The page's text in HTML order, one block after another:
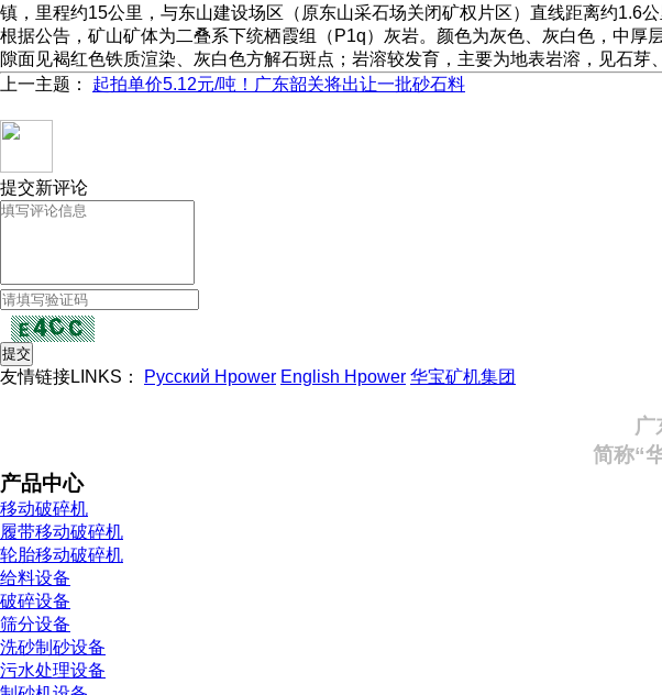
镇，里程约15公里，与东山建设场区（原东山采石场关闭矿权片区）直线距离约1.6
根据公告，矿山矿体为二叠系下统栖霞组（P1q）灰岩。颜色为灰色、灰白色，中
隙面见褐红色铁质渲染、灰白色方解石斑点；岩溶较发育，主要为地表岩溶，见石芽
上一主题： 起拍单价5.12元/吨！广东韶关将出让一批砂石料
提交新评论
友情链接LINKS： Русский Hpower English Hpower 华宝矿机集团
广
简称“
产品中心
移动破碎机
履带移动破碎机
轮胎移动破碎机
给料设备
破碎设备
筛分设备
洗砂制砂设备
污水处理设备